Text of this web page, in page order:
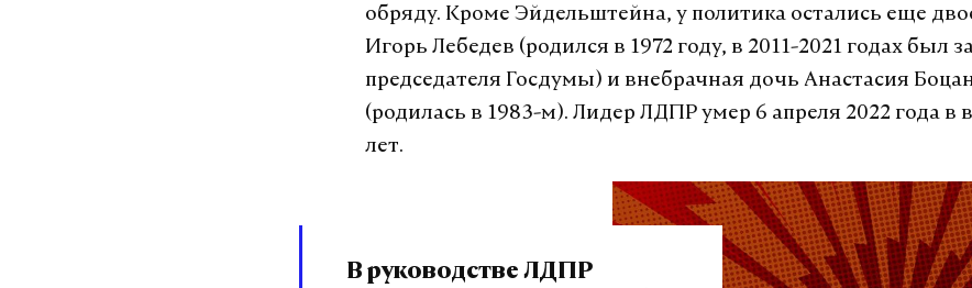
обряду. Кроме Эйдельштейна, у политика остались еще
Игорь Лебедев (родился в 1972 году, в 2011-2021 годах был
председателя Госдумы) и внебрачная дочь Анастасия
(родилась в 1983-м). Лидер ЛДПР умер 6 апреля 2022 года в
лет.
В руководстве ЛДПР